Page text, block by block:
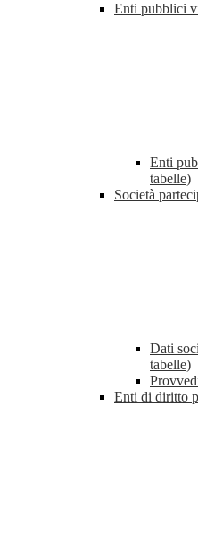
Enti pubblici
Enti
tabelle)
Società
Dati
tabelle)
Enti di diritto